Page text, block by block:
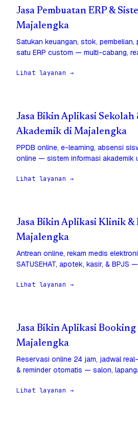
Jasa Pembuatan ERP &
Majalengka
Satukan keuangan, stok, pembelian,
satu ERP custom — multi-cabang,
Lihat layanan →
Jasa Bikin Aplikasi Sekolah
Akademik di Majalengka
PPDB online, e-learning, absensi
online — sistem informasi akademik
Lihat layanan →
Jasa Bikin Aplikasi Klinik &
Majalengka
Antrean online, rekam medis
SATUSEHAT, apotek, kasir, & BPJS
Lihat layanan →
Jasa Bikin Aplikasi Booking
Majalengka
Reservasi online 24 jam, jadwal
& reminder otomatis — salon,
Lihat layanan →